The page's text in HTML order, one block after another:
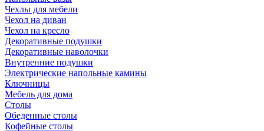
Чехлы для мебели
Чехол на диван
Чехол на кресло
Декоративные подушки
Декоративные наволочки
Внутренние подушки
Электрические напольные камины
Ключницы
Мебель для дома
Столы
Обеденные столы
Кофейные столы